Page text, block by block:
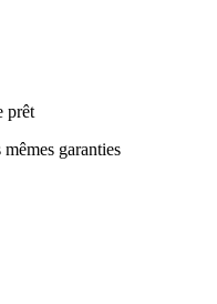
prêt
garanties